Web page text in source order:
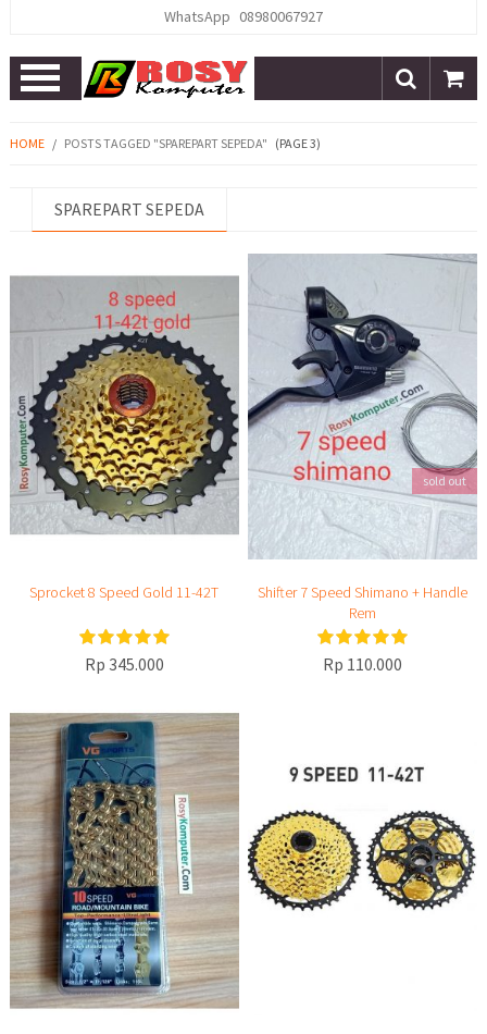
WhatsApp 08980067927
Open
Menu
HOME / POSTS TAGGED "SPAREPART SEPEDA" (PAGE 3)
SPAREPART SEPEDA
Sprocket 8 Speed Gold 11-42T
Rp 345.000
sold out
Shifter 7 Speed Shimano + Handle
Rem
Rp 110.000